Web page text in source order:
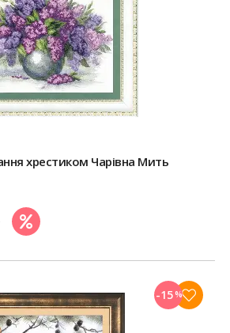
хрестиком Чарівна Мить
корзину
-15%